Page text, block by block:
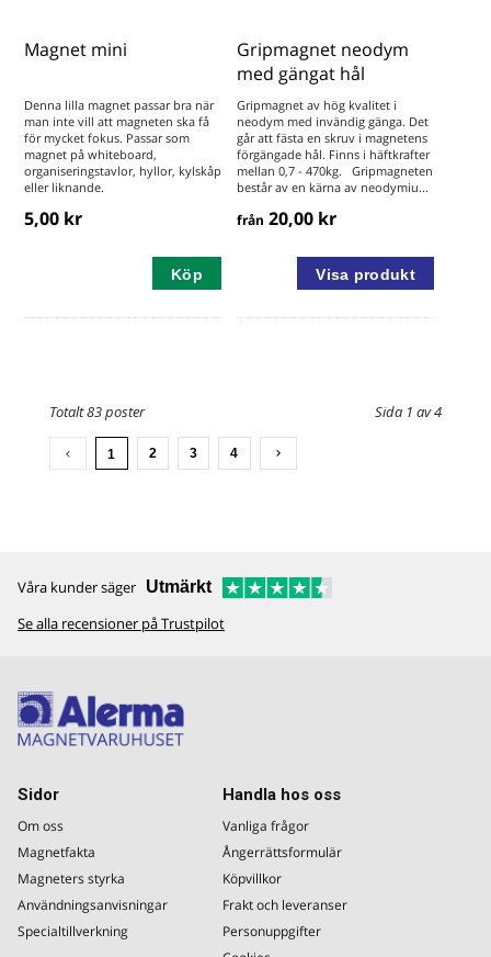
Magnet mini
Denna lilla magnet passar bra när
man inte vill att magneten ska få
för mycket fokus. Passar som
magnet på whiteboard,
organiseringstavlor, hyllor, kylskåp
eller liknande.
5,00 kr
Köp
Gripmagnet neodym
med gängat hål
Gripmagnet av hög kvalitet i
neodym med invändig gänga. Det
går att fästa en skruv i magnetens
förgängade hål. Finns i häftkrafter
mellan 0,7 - 470kg. Gripmagneten
består av en kärna av neodymiu...
från 20,00 kr
Totalt 83 poster Sida 1 av 4
1 2 3 4
Våra kunder säger Utmärkt
Se alla recensioner på Trustpilot
Sidor
Om oss
Magnetfakta
Magneters styrka
Användningsanvisningar
Specialtillverkning
Handla hos oss
Vanliga frågor
Ångerrättsformulär
Köpvillkor
Frakt och leveranser
Personuppgifter